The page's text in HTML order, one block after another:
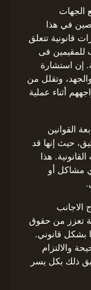
الجهات
في هذا
قانونية تتعلق
للمقيمين فى
إن استشارة
وتقلل من
أثناء عملية
القوانين
حيث إنها قد
هذا
مشاكل أو
الاجانب
تعزز من حقوق
بشكل قانوني.
والالتزام
ذلك بكل يسر